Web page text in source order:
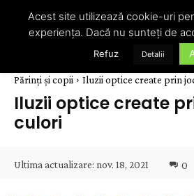
Părinți și copii Iluzii optice create prin
Iluzii optice create
culori
Ultima actualizare: nov. 18, 2021 0
Acest site utilizează cookie-uri
experiența. Dacă nu sunteți de
Refuz Detalii